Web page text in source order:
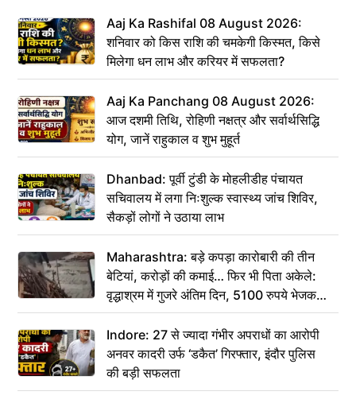
Aaj Ka Rashifal 08 August 2026:
शनिवार को किस राशि की चमकेगी किस्मत, किसे
मिलेगा धन लाभ और करियर में सफलता?
Aaj Ka Panchang 08 August 2026:
आज दशमी तिथि, रोहिणी नक्षत्र और सर्वार्थसिद्धि
योग, जानें राहुकाल व शुभ मुहूर्त
Dhanbad: पूर्वी टुंडी के मोहलीडीह पंचायत
सचिवालय में लगा निःशुल्क स्वास्थ्य जांच शिविर,
सैकड़ों लोगों ने उठाया लाभ
Maharashtra: बड़े कपड़ा कारोबारी की तीन
बेटियां, करोड़ों की कमाई… फिर भी पिता अकेले:
वृद्धाश्रम में गुजरे अंतिम दिन, 5100 रुपये भेजकर
कहा– अंतिम संस्कार कर दीजिए हम नहीं आ पाएंगे
Indore: 27 से ज्यादा गंभीर अपराधों का आरोपी
अनवर कादरी उर्फ ‘डकैत’ गिरफ्तार, इंदौर पुलिस
की बड़ी सफलता